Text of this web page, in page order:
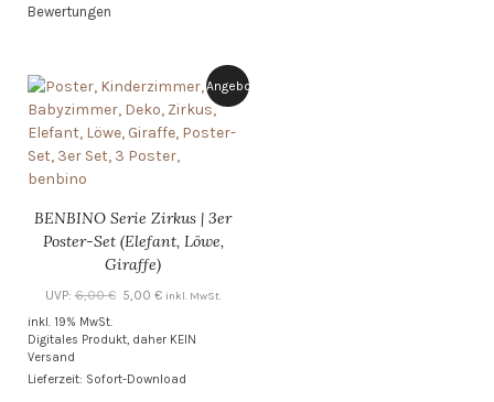
Bewertungen
Angebot!
BENBINO Serie Zirkus | 3er
Poster-Set (Elefant, Löwe,
Giraffe)
UVP: 6,00€ Ursprünglicher
war:
5,00 €Aktueller
ist:
inkl. MwSt.
inkl. 19% MwSt.
Digitales Produkt, daher KEIN
Versand
Lieferzeit: Sofort-Download